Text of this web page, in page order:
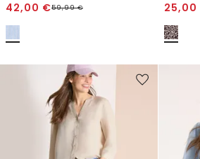
42,00 €59,99€
25,00